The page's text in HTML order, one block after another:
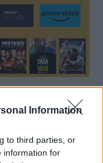
Information
to third parties, or
information for
in un’unica offerta
proprie esigenze di